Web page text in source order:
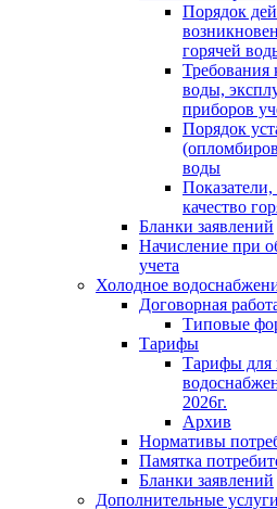
Порядок
горячей
Требования
воды,
приборов
Порядок
воды
качество
Бланки заявлений
Начисление при
учета
Холодное
Договорная
Типовые
Тарифы
Тарифы для
2026г.
Архив
Нормативы
Памятка
Бланки заявлений
Дополнительные услуги